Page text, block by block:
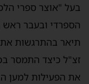
בעל "אוצר ספרי
הספרדי ובעבר ראש
תיאר בהתרגשות את
זצ"ל כיצד התמסר
את הפעילות למען